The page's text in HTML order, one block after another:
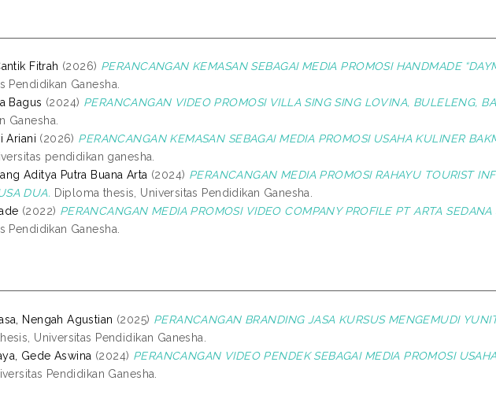
Fitrah (2026) PERANCANGAN KEMASAN SEBAGAI MEDIA PROMOSI HANDMADE
Pendidikan Ganesha.
Bagus (2024) PERANCANGAN VIDEO PROMOSI VILLA SING SING LOVINA, BULELENG,
Ganesha.
Ariani (2026) PERANCANGAN KEMASAN SEBAGAI MEDIA PROMOSI USAHA KULINER
pendidikan ganesha.
Aditya Putra Buana Arta (2024) PERANCANGAN MEDIA PROMOSI RAHAYU TOURIST
DUA. Diploma thesis, Universitas Pendidikan Ganesha.
(2022) PERANCANGAN MEDIA PROMOSI VIDEO COMPANY PROFILE PT ARTA SEDANA
Pendidikan Ganesha.
Nengah Agustian (2025) PERANCANGAN BRANDING JASA KURSUS MENGEMUDI
Universitas Pendidikan Ganesha.
Gede Aswina (2024) PERANCANGAN VIDEO PENDEK SEBAGAI MEDIA PROMOSI
Pendidikan Ganesha.